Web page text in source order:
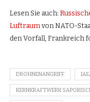
Lesen Sie auch:
Luftraumvon NATO-
den Vorfall, Frankreich
DROHNENANGRIFF
KERNKRAFTWERK